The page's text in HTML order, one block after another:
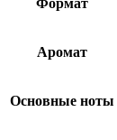
Аромат
Основные ноты